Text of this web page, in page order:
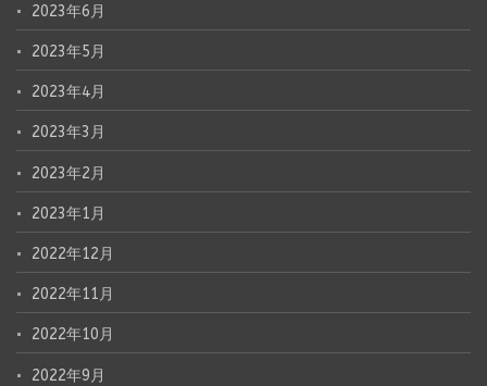
2023年6月
2023年5月
2023年4月
2023年3月
2023年2月
2023年1月
2022年12月
2022年11月
2022年10月
2022年9月